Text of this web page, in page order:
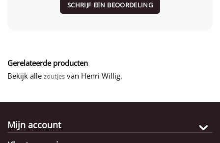
SCHRIJF EEN BEOORDELING
Gerelateerde producten
Bekijk allezoutjes van Henri Willig.
Mijn account